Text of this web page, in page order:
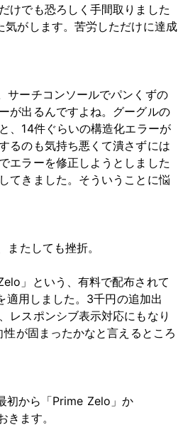
けでも恐ろしく手間取りました
がします。苦労しただけに達成
サーチコンソールでパンくずの
が出るんですよね。グーグルの
、14件ぐらいの構造化エラーが
るのも気持ち悪くて潰さずには
エラーを修正しようとしました
てきました。そういうことに悩
たしても挫折。
」という、有料で配布されて
適用しました。3千円の追加出
レスポンシブ表示対応にもなり
性が固まったかなと言えるところ
初から「Prime Zelo」か
ます。